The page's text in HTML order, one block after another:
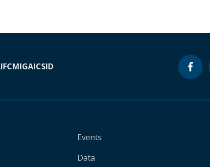
IFCMIGAICSID
Events
Data